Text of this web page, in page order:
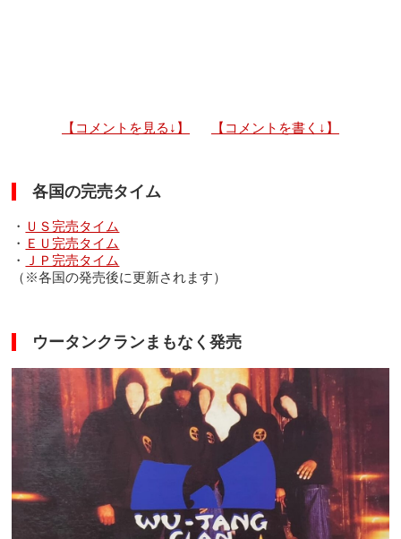
【コメントを見る↓】 【コメントを書く↓】
各国の完売タイム
・ ＵＳ完売タイム
・ ＥＵ完売タイム
・
ＪＰ完売タイム
（※各国の発売後に更新されます）
ウータンクランまもなく発売